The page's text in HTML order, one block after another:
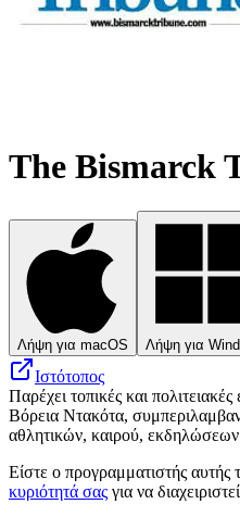
The Bismarck
Λήψη για macOS Λήψη για
Ιστότοπος
Παρέχει τοπικές και
Βόρεια Ντακότα,
αθλητικών, καιρού,
Είστε ο προγραμματιστής αυτής
κυριότητά σας για να